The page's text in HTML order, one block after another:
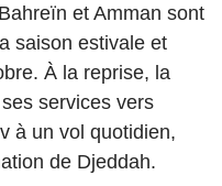
et Amman sont
saison estivale et
À la reprise, la
services vers
à un vol quotidien,
de Djeddah.